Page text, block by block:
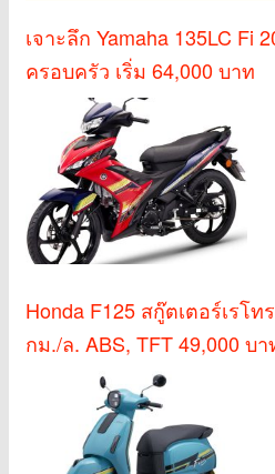
เจาะลึก Yamaha 135LC Fi
ครอบครัว เริ่ม 64,000 บาท
Honda F125 สกู๊ตเตอร์เรโ
กม./ล. ABS, TFT 49,000 บา